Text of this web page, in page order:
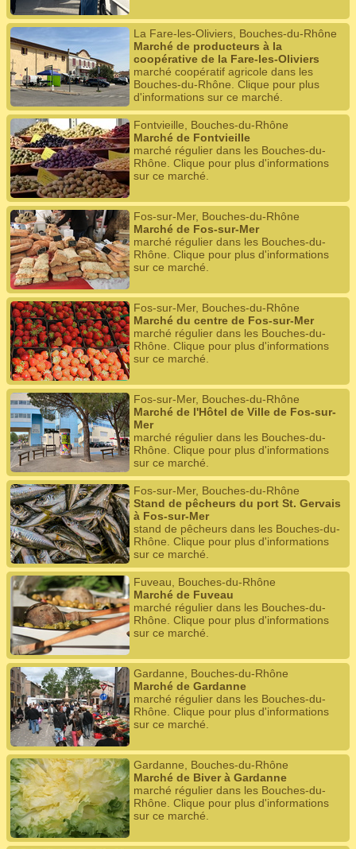
La Fare-les-Oliviers, Bouches-du-Rhône
Marché de producteurs à la
coopérative de la Fare-les-Oliviers
marché coopératif agricole dans les
Bouches-du-Rhône. Clique pour plus
d'informations sur ce marché.
Fontvieille, Bouches-du-Rhône
Marché de Fontvieille
marché régulier dans les Bouches-du-
Rhône. Clique pour plus d'informations
sur ce marché.
Fos-sur-Mer, Bouches-du-Rhône
Marché de Fos-sur-Mer
marché régulier dans les Bouches-du-
Rhône. Clique pour plus d'informations
sur ce marché.
Fos-sur-Mer, Bouches-du-Rhône
Marché du centre de Fos-sur-Mer
marché régulier dans les Bouches-du-
Rhône. Clique pour plus d'informations
sur ce marché.
Fos-sur-Mer, Bouches-du-Rhône
Marché de l'Hôtel de Ville de Fos-sur-
Mer
marché régulier dans les Bouches-du-
Rhône. Clique pour plus d'informations
sur ce marché.
Fos-sur-Mer, Bouches-du-Rhône
Stand de pêcheurs du port St. Gervais
à Fos-sur-Mer
stand de pêcheurs dans les Bouches-du-
Rhône. Clique pour plus d'informations
sur ce marché.
Fuveau, Bouches-du-Rhône
Marché de Fuveau
marché régulier dans les Bouches-du-
Rhône. Clique pour plus d'informations
sur ce marché.
Gardanne, Bouches-du-Rhône
Marché de Gardanne
marché régulier dans les Bouches-du-
Rhône. Clique pour plus d'informations
sur ce marché.
Gardanne, Bouches-du-Rhône
Marché de Biver à Gardanne
marché régulier dans les Bouches-du-
Rhône. Clique pour plus d'informations
sur ce marché.